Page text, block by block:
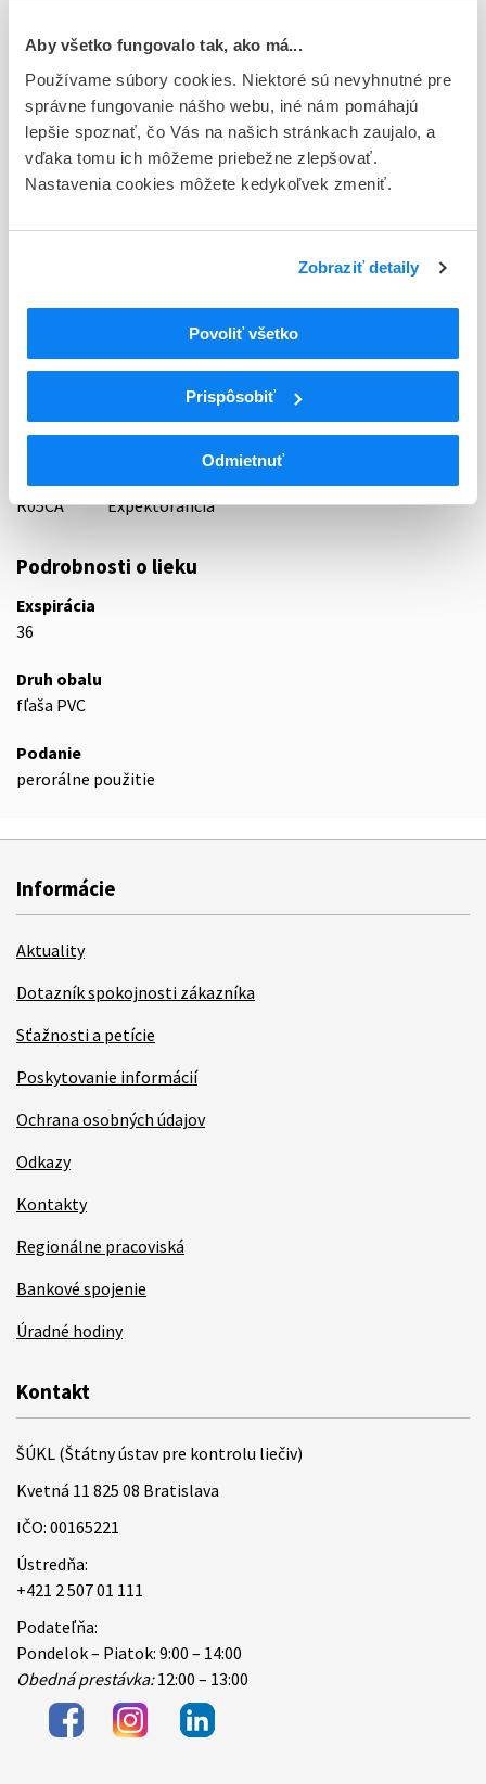
Aby všetko fungovalo tak, ako má...
Používame súbory cookies. Niektoré sú nevyhnutné pre
správne fungovanie nášho webu, iné nám pomáhajú
lepšie spoznať, čo Vás na našich stránkach zaujalo, a
vďaka tomu ich môžeme priebežne zlepšovať.
Nastavenia cookies môžete kedykoľvek zmeniť.
Zobraziť detaily
Povoliť všetko
Prispôsobiť
Odmietnuť
sir 1x100 ml (fľ.PVC hnedá)
Stav
D - Registrácia bez obmedzenia platnosti
Typ registračnej procedúry
Národná
Držiteľ, krajina
Hikma Farmaceutica (Portugal) S.A., Portugalsko
Indikačná skupina
52 - EXPECTORANTIA, MUCOLYTICA
Respiračný systém
R05
Antitusiká a lieky proti nachladnutiu
Expektoranciá s výnimkou kombinácií s
antitusikami
R05CA
Expektoranciá
Podrobnosti o lieku
Exspirácia
36
Druh obalu
fľaša PVC
Podanie
perorálne použitie
Informácie
Aktuality
Dotazník spokojnosti zákazníka
Sťažnosti a petície
Poskytovanie informácií
Ochrana osobných údajov
Odkazy
Kontakty
Regionálne pracoviská
Bankové spojenie
Úradné hodiny
Kontakt
ŠÚKL (Štátny ústav pre kontrolu liečiv)
Kvetná 11 825 08 Bratislava
IČO: 00165221
Ústredňa:
+421 2 507 01 111
Podateľňa:
Pondelok – Piatok: 9:00 – 14:00
Obedná prestávka:12:00 – 13:00